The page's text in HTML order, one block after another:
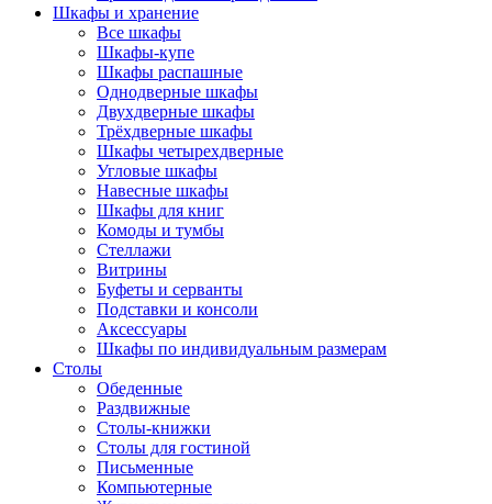
Шкафы и хранение
Все шкафы
Шкафы-купе
Шкафы распашные
Однодверные шкафы
Двухдверные шкафы
Трёхдверные шкафы
Шкафы четырехдверные
Угловые шкафы
Навесные шкафы
Шкафы для книг
Комоды и тумбы
Стеллажи
Витрины
Буфеты и серванты
Подставки и консоли
Аксессуары
Шкафы по индивидуальным размерам
Столы
Обеденные
Раздвижные
Столы-книжки
Столы для гостиной
Письменные
Компьютерные